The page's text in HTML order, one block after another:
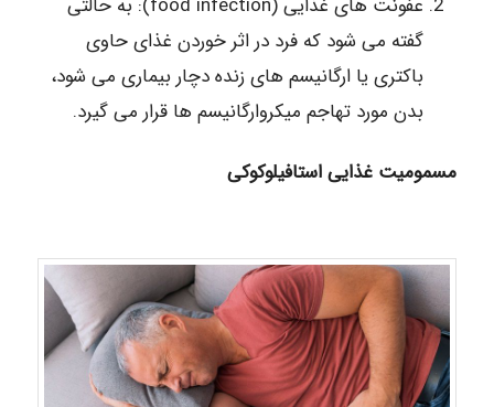
عفونت های غذایی (food infection): به حالتی
گفته می شود که فرد در اثر خوردن غذای حاوی
باکتری یا ارگانیسم های زنده دچار بیماری می شود،
بدن مورد تهاجم میکروارگانیسم ها قرار می گیرد.
مسمومیت غذایی استافیلوکوکی